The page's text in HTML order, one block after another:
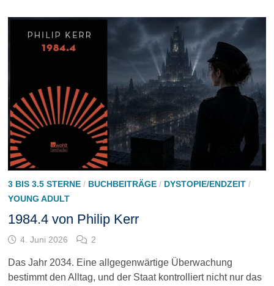
3 BIS 3.5 STERNE/ BUCHBEITRÄGE/ DYSTOPIE/ENDZEIT/
YOUNG ADULT
1984.4 von Philip Kerr
4. Juni 2026 2
Das Jahr 2034. Eine allgegenwärtige Überwachung
bestimmt den Alltag, und der Staat kontrolliert nicht nur das